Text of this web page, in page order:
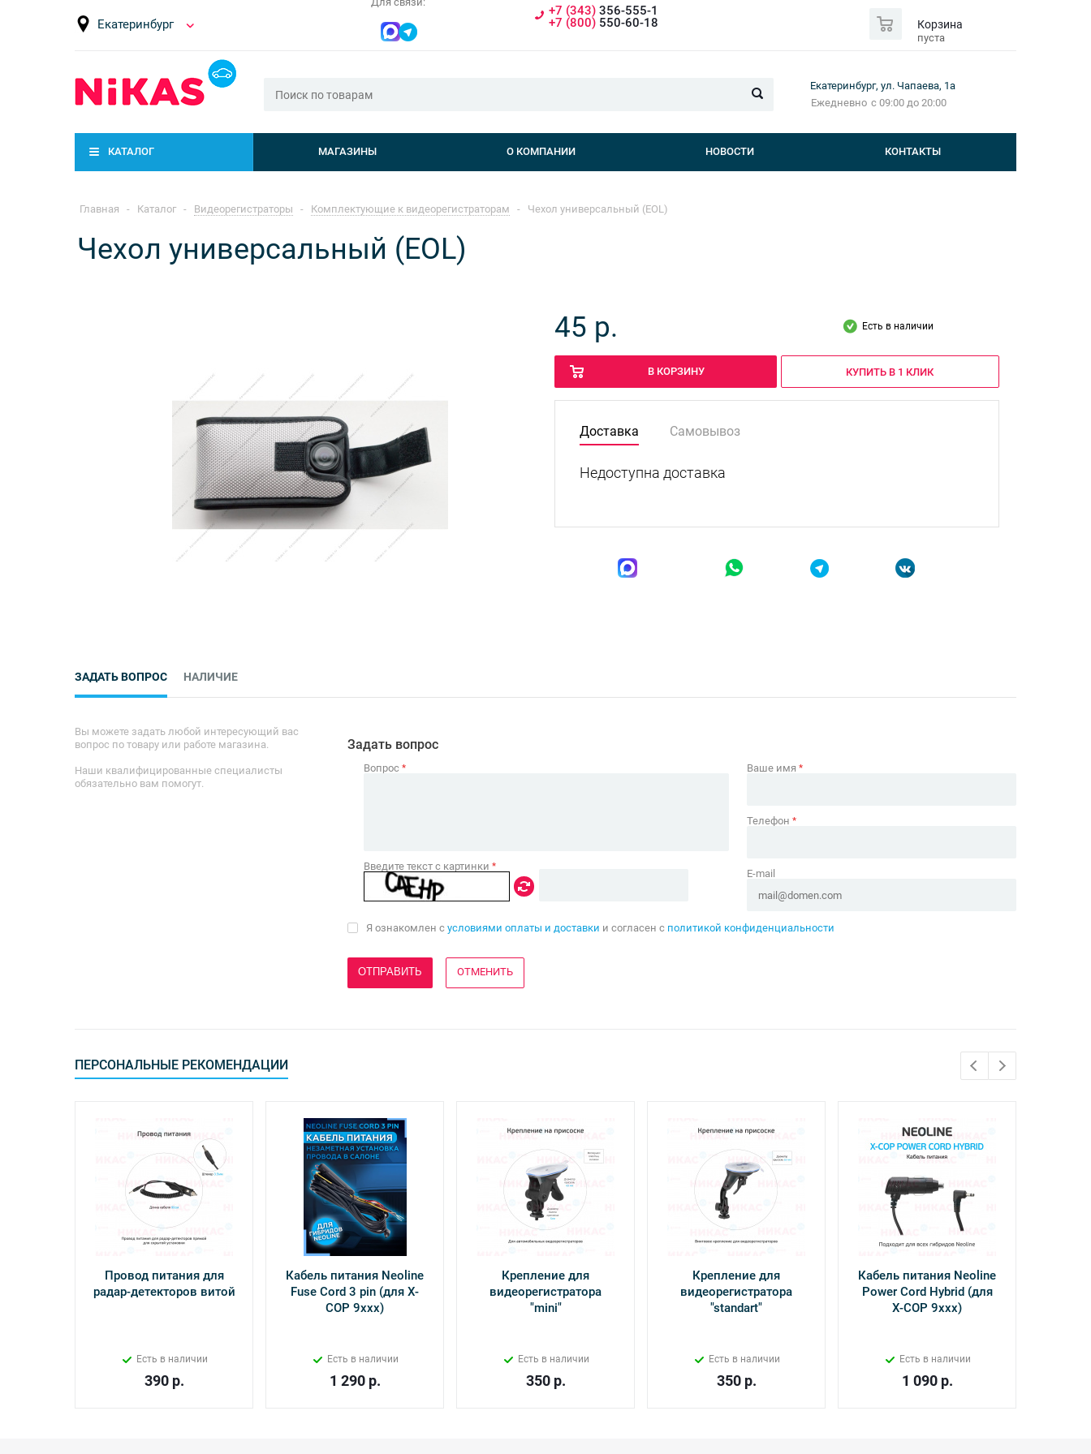
Екатеринбург
+7 (343) 356-555-1
+7 (800) 550-60-18 Корзина
пуста
Екатеринбург, ул. Чапаева, 1а
Ежедневно с 09:00 до 20:00
КАТАЛОГ МАГАЗИНЫ О КОМПАНИИ НОВОСТИ КОНТАКТЫ
Главная - Каталог - Видеорегистраторы - Комплектующие к видеорегистраторам - Чехол универсальный (EOL)
Чехол универсальный (EOL)
45 р. Есть в наличии
В КОРЗИНУ КУПИТЬ В 1 КЛИК
Доставка Самовывоз
Недоступна доставка
ЗАДАТЬ ВОПРОС НАЛИЧИЕ
Вы можете задать любой интересующий вас
вопрос по товару или работе магазина.
Наши квалифицированные специалисты
обязательно вам помогут.
Задать вопрос
Вопрос* Ваше имя *
Телефон *
E-mail
Введите текст с картинки*
Я ознакомлен сусловиями оплаты и доставки и согласен с политикой конфиденциальности
ОТМЕНИТЬ
ПЕРСОНАЛЬНЫЕ РЕКОМЕНДАЦИИ
Провод питания для
радар-детекторов витой
Есть в наличии
390р.
Кабель питания Neoline
Fuse Cord 3 pin (для Х-
СОР 9ххх)
Есть в наличии
1 290р.
Крепление для
видеорегистратора
"mini"
Есть в наличии
350р.
Крепление для
видеорегистратора
"standart"
Есть в наличии
350р.
Кабель питания Neoline
Power Cord Hybrid (для
Х-СОР 9ххх)
Есть в наличии
1 090р.